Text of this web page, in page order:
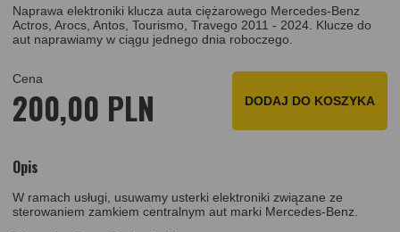
Naprawa elektroniki klucza auta ciężarowego Mercedes-Benz
Actros, Arocs, Antos, Tourismo, Travego 2011 - 2024. Klucze do
aut naprawiamy w ciągu jednego dnia roboczego.
Cena
200,00 PLN DODAJ DO KOSZYKA
Opis
W ramach usługi, usuwamy usterki elektroniki związane ze
sterowaniem zamkiem centralnym aut marki Mercedes-Benz.